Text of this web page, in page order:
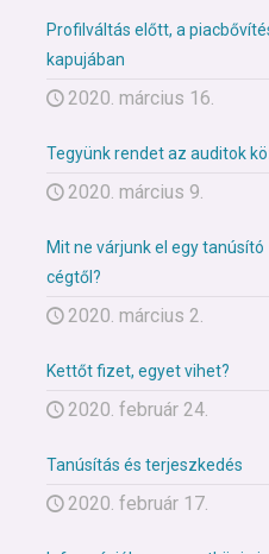
Profilváltás előtt, a
kapujában
2020. március 16.
Tegyünk rendet az auditok
2020. március 9.
Mit ne várjunk el egy tanúsító
cégtől?
2020. március 2.
Kettőt fizet, egyet vihet?
2020. február 24.
Tanúsítás és terjeszkedés
2020. február 17.